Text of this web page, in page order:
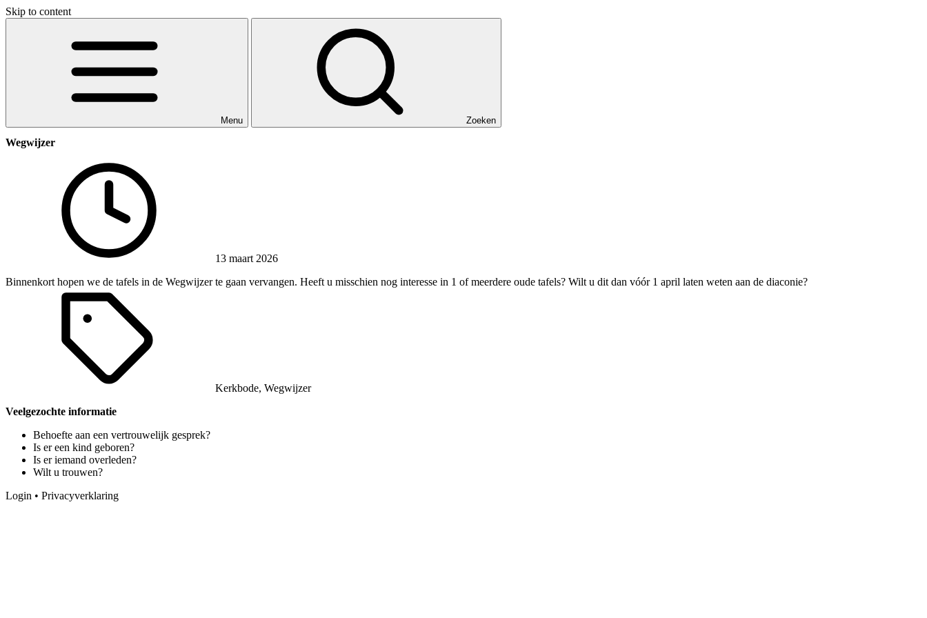
Skip to content
Menu Zoeken
Wegwijzer
13 maart 2026
Binnenkort hopen we de tafels in de Wegwijzer te gaan vervangen. Heeft u misschien nog interesse in 1 of meerdere oude tafels? Wilt u dit dan vóór 1 april laten weten aan de diaconie?
Kerkbode, Wegwijzer
Veelgezochte informatie
Behoefte aan een vertrouwelijk gesprek?
Is er een kind geboren?
Is er iemand overleden?
Wilt u trouwen?
Login • Privacyverklaring